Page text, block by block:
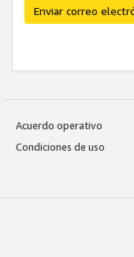
Enviar correo
Acuerdo operativo
Condiciones de uso